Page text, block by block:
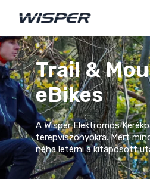
Trail &
eBikes
A Wisper Elektromos
terepviszonyokra. Mert
néha letérni a kitaposott